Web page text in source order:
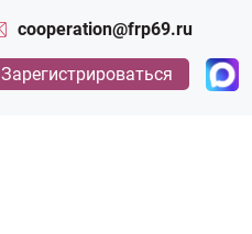
cooperation@frp69.ru
Зарегистрироваться